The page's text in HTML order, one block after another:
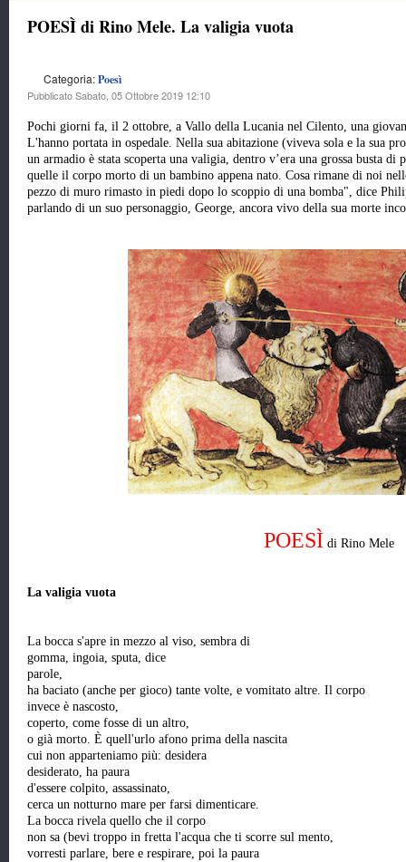
POESÌ di Rino Mele. La valigia vuota
Categoria:Poesì
Pubblicato Sabato, 05 Ottobre 2019 12:10
Pochi giorni fa, il 2 ottobre, a Vallo della Lucania nel Cilento, una
L'hanno portata in ospedale. Nella sua abitazione (viveva sola e la sua
un armadio è stata scoperta una valigia, dentro v’era una grossa busta di
quelle il corpo morto di un bambino appena nato. Cosa rimane di noi
pezzo di muro rimasto in piedi dopo lo scoppio di una bomba", dice
parlando di un suo personaggio, George, ancora vivo della sua morte
POESÌ di Rino Mele
La valigia vuota
La bocca s'apre in mezzo al viso, sembra di
gomma, ingoia, sputa, dice
parole,
ha baciato (anche per gioco) tante volte, e vomitato altre. Il corpo
invece è nascosto,
coperto, come fosse di un altro,
o già morto. È quell'urlo afono prima della nascita
cui non apparteniamo più: desidera
desiderato, ha paura
d'essere colpito, assassinato,
cerca un notturno mare per farsi dimenticare.
La bocca rivela quello che il corpo
non sa (bevi troppo in fretta l'acqua che ti scorre sul mento,
vorresti parlare, bere e respirare, poi la paura